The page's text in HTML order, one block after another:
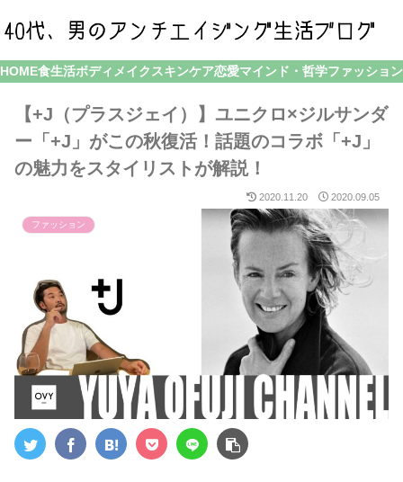
HOME食生活ボディメイク スキンケア恋愛マインド・哲学ファッション
【+J（プラスジェイ）】ユニクロ×ジルサンダ
ー「+J」がこの秋復活！話題のコラボ「+J」
の魅力をスタイリストが解説！
2020.11.20 2020.09.05
ファッション